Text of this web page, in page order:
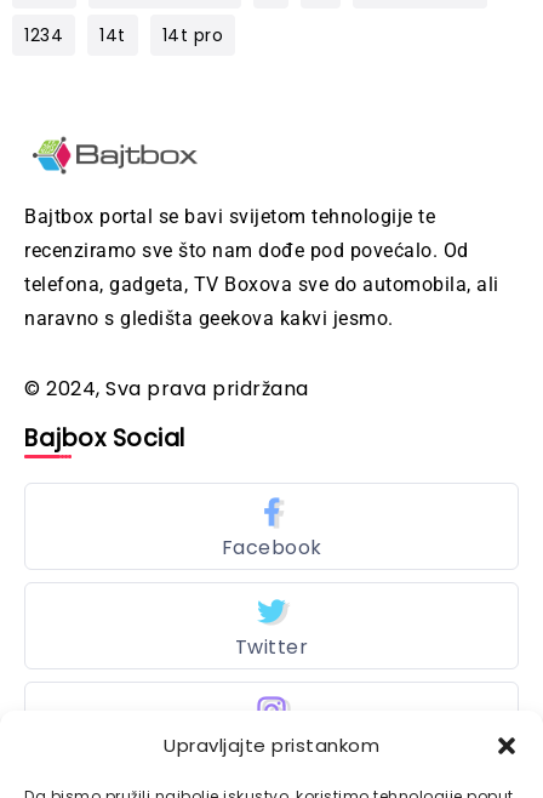
Upravljajte pristankom
1234
14t 14t pro
Bajtbox portal se bavi svijetom tehnologije te
recenziramo sve što nam dođe pod povećalo. Od
telefona, gadgeta, TV Boxova sve do automobila, ali
naravno s gledišta geekova kakvi jesmo.
© 2024, Sva prava pridržana
Bajbox Social
Facebook
Twitter
Instagram